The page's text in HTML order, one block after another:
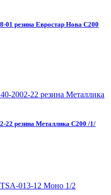
резина Евростар Нова С200
22 резина Металлика С200 /1/